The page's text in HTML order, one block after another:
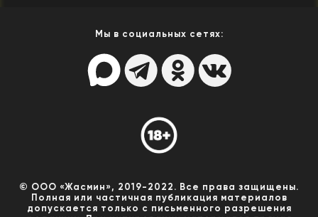
Мы в социальных сетях:
© ООО «Жасмин», 2019-2022. Все права защищены.
Полная или частичная публикация материалов
допускается только с письменного разрешения